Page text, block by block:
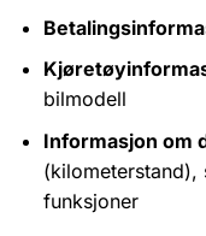
bilmodell
Informasjon om
(kilometerstand),
funksjoner